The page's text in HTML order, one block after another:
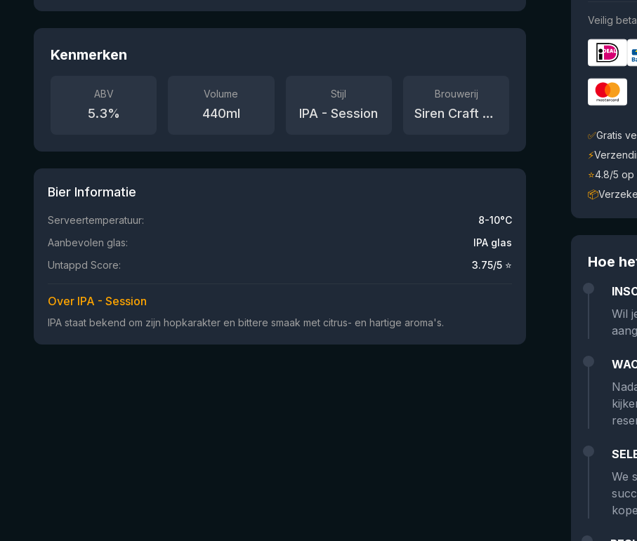
Kenmerken
ABV
5.3%
Volume
440ml
Stijl
IPA - Session
Brouwerij
Siren Craft Brew
Bier Informatie
Serveertemperatuur:
8-10°C
Aanbevolen glas:
IPA glas
Untappd Score:
3.75/5 ⭐
Over IPA - Session
IPA staat bekend om zijn hopkarakter en bittere smaak met citrus- en hartige aroma's.
Veilig
✅Gratis
⚡
⭐4.8/5 op
📦
Hoe
Wil
We